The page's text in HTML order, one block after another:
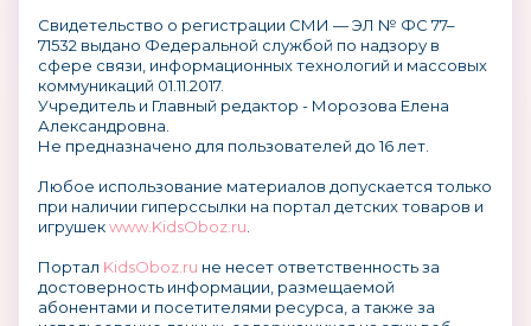
Свидетельство о регистрации СМИ — ЭЛ № ФС 77–
71532 выдано Федеральной службой по надзору в
сфере связи, информационных технологий и массовых
коммуникаций 01.11.2017.
Учредитель и Главный редактор - Морозова Елена
Александровна.
Не предназначено для пользователей до 16 лет.
Любое использование материалов допускается только
при наличии гиперссылки на портал детских товаров и
игрушекwww.KidsOboz.ru.
Портал KidsOboz.ru не несет ответственность за
достоверность информации, размещаемой
абонентами и посетителями ресурса, а также за